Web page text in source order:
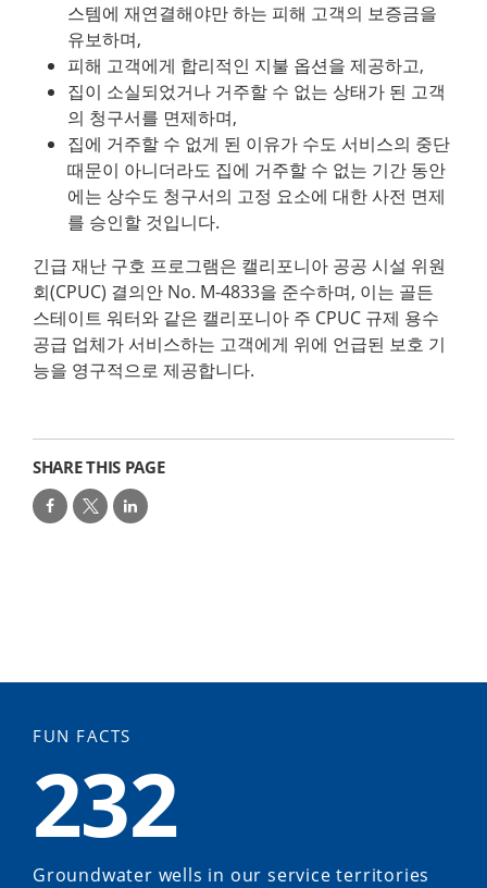
스템에 재연결해야만 하는 피해 고객의 보증금을
유보하며,
피해 고객에게 합리적인 지불 옵션을 제공하고,
집이 소실되었거나 거주할 수 없는 상태가 된 고객
의 청구서를 면제하며,
집에 거주할 수 없게 된 이유가 수도 서비스의 중단
때문이 아니더라도 집에 거주할 수 없는 기간 동안
에는 상수도 청구서의 고정 요소에 대한 사전 면제
를 승인할 것입니다.
긴급 재난 구호 프로그램은 캘리포니아 공공 시설 위원
회(CPUC) 결의안 No. M-4833을 준수하며, 이는 골든
스테이트 워터와 같은 캘리포니아 주 CPUC 규제 용수
공급 업체가 서비스하는 고객에게 위에 언급된 보호 기
능을 영구적으로 제공합니다.
SHARE THIS PAGE
FUN FACTS
232
Groundwater wells in our service territories